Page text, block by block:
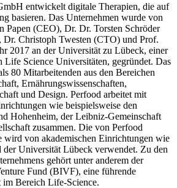
entwickelt digitale Therapien, die auf
basieren. Das Unternehmen wurde von
(CEO), Dr. Dr. Torsten Schröder
Christoph Twesten (CTO) und Prof.
2017 an der Universität zu Lübeck, einer
Life Science Universitäten, gegründet. Das
80 Mitarbeitenden aus den Bereichen
Ernährungswissenschaften,
und Design. Perfood arbeitet mit
wie beispielsweise den
Hohenheim, der Leibniz-Gemeinschaft
zusammen. Die von Perfood
wird von akademischen Einrichtungen wie
Universität Lübeck verwendet. Zu den
gehört unter anderem der
Fund (BIVF), eine führende
im Bereich Life-Science.